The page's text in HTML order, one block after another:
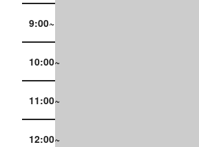
9:00~
10:00~
11:00~
12:00~